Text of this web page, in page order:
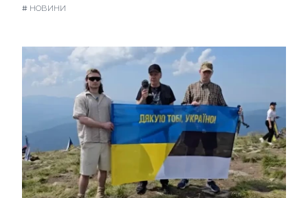
# НОВИНИ